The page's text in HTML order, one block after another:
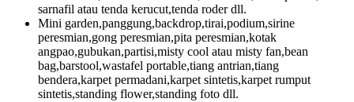
sarnafil atau tenda kerucut,tenda roder dll.
Mini garden,panggung,backdrop,tirai,podium,sirine
peresmian,gong peresmian,pita peresmian,kotak
angpao,gubukan,partisi,misty cool atau misty fan,bean
bag,barstool,wastafel portable,tiang antrian,tiang
bendera,karpet permadani,karpet sintetis,karpet rumput
sintetis,standing flower,standing foto dll.